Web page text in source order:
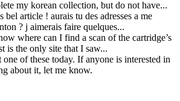
my korean collection, but do not have...
bel article ! aurais tu des adresses a me
? j aimerais faire quelques...
where can I find a scan of the cartridge’s
is the only site that I saw...
one of these today. If anyone is interested in
about it, let me know.